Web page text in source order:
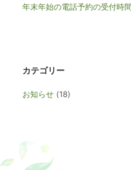
年末年始の電話予約の受付時
カテゴリー
お知らせ (18)